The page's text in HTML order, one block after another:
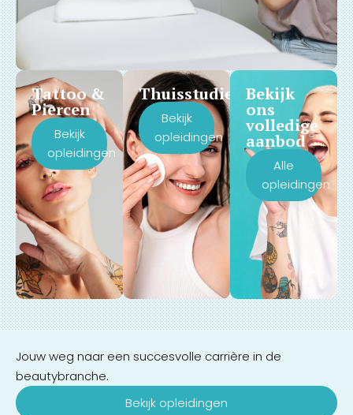
Tattoo &
Piercen
Bekijk
opleidingen
Thuisstudie
Bekijk
opleidingen
Bekijk
ons
volledige
aanbod
Alle
opleidingen
Jouw weg naar een succesvolle carrière in de
beautybranche.
Bekijk opleidingen